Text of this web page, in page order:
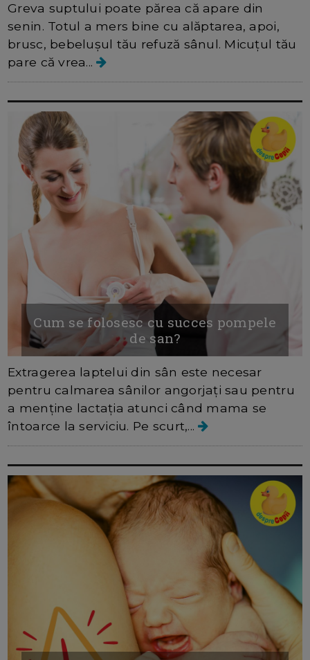
Greva suptului poate părea că apare din
senin. Totul a mers bine cu alăptarea, apoi,
brusc, bebelușul tău refuză sânul. Micuțul tău
pare că vrea...
Cum se folosesc cu succes pompele
de san?
Extragerea laptelui din sân este necesar
pentru calmarea sânilor angorjați sau pentru
a menține lactația atunci când mama se
întoarce la serviciu. Pe scurt,...